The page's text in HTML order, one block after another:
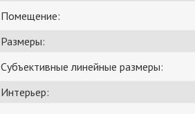
Помещение:
Размеры:
Субъективные линейные размеры:
Интерьер: